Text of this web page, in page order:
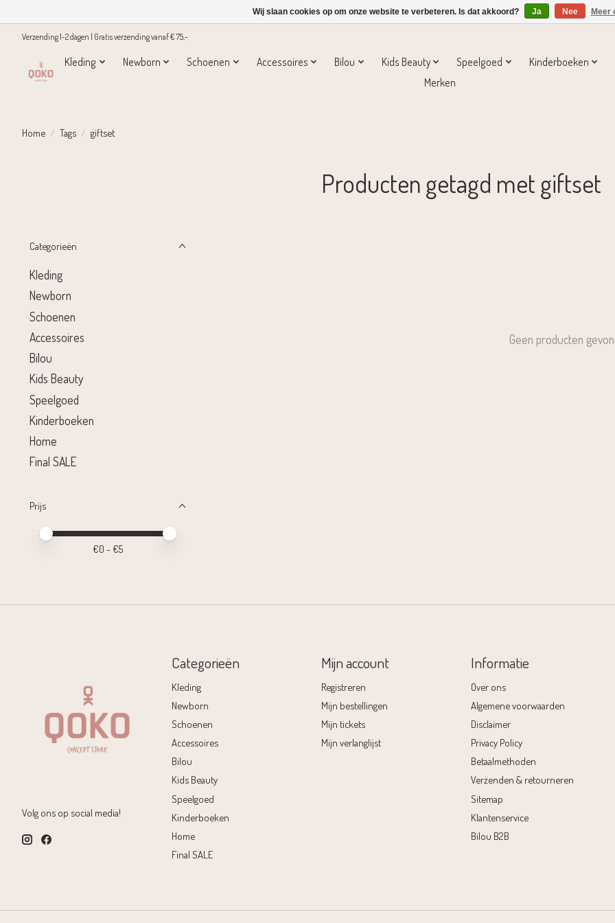
Verzending 1-2 dagen | Gratis verzending vanaf € 75,-
Kleding Newborn Schoenen Accessoires Bilou Kids Beauty Speelgoed
Kinderboeken
Merken
Home / Tags / giftset
Producten getagd met giftset
Categorieën
Kleding
Newborn
Schoenen
Accessoires
Bilou
Kids Beauty
Speelgoed
Kinderboeken
Home
Final SALE
Prijs
Minimale prijswaarde
Price maximum value
€0 - €5
Geen producten
Volg ons op social media!
Categorieën
Kleding
Newborn
Schoenen
Accessoires
Bilou
Kids Beauty
Speelgoed
Kinderboeken
Home
Final SALE
Mijn account
Registreren
Mijn bestellingen
Mijn tickets
Mijn verlanglijst
Informatie
Over ons
Algemene voorwaarden
Disclaimer
Privacy Policy
Betaalmethoden
Verzenden & retourneren
Sitemap
Klantenservice
Bilou B2B
Wij slaan cookies op om onze website te verbeteren. Is dat akkoord? Ja Nee Meer